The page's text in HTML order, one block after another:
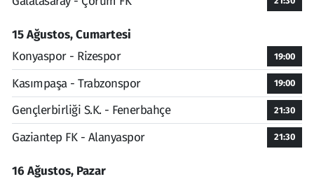
15 Ağustos, Cumartesi
Konyaspor - Rizespor
19:00
Kasımpaşa - Trabzonspor 19:00
Gençlerbirliği S.K. - Fenerbahçe 21:30
Gaziantep FK - Alanyaspor 21:30
16 Ağustos, Pazar